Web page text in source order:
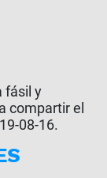
fásil y
compartir el
08-16.